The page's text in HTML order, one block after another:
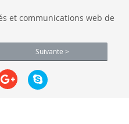
et communications web de
Suivante >